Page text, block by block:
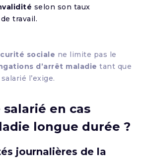
selon son taux
travail.
sociale ne limite pas le
d’arrêt maladie tant que
l’exige.
en cas
longue durée ?
journalières de la